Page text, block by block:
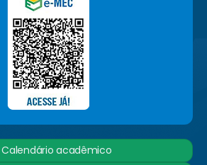
Calendário acadêmico